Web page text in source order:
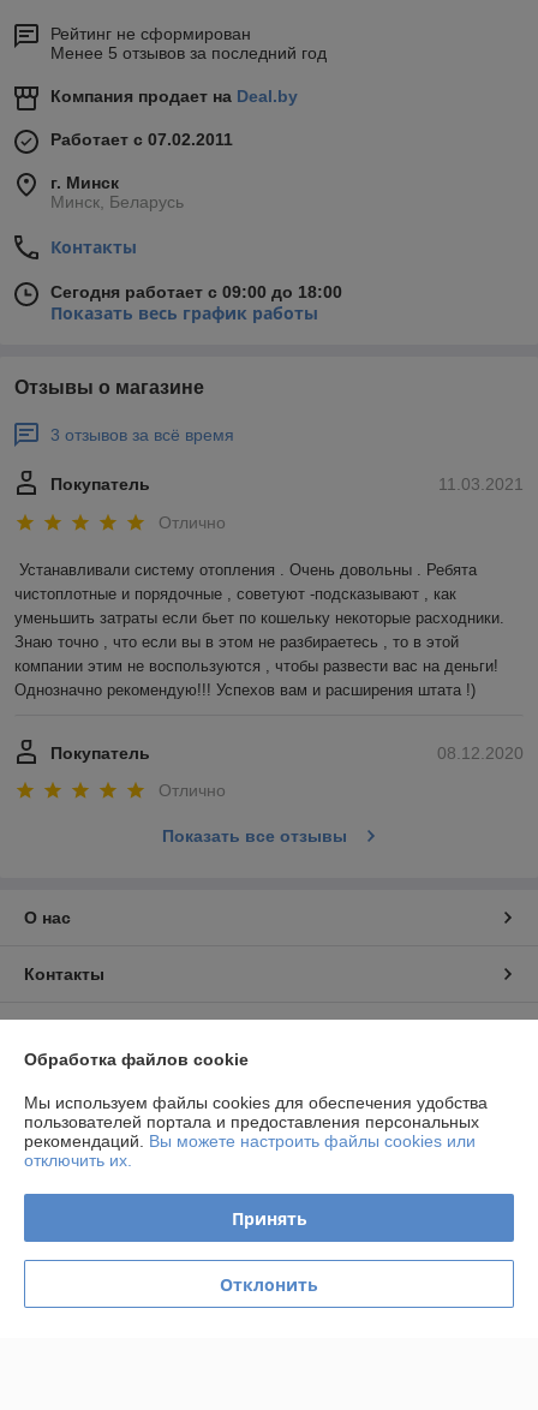
Рейтинг не сформирован
Менее 5 отзывов за последний год
Компания продает на Deal.by
Работает с 07.02.2011
г. Минск
Минск, Беларусь
Контакты
Сегодня работает с 09:00 до 18:00
Показать весь график работы
Отзывы о магазине
3 отзывов за всё время
11.03.2021
Покупатель
Отлично
Устанавливали систему отопления . Очень довольны . Ребята
чистоплотные и порядочные , советуют -подсказывают , как
уменьшить затраты если бьет по кошельку некоторые расходники.
Знаю точно , что если вы в этом не разбираетесь , то в этой
компании этим не воспользуются , чтобы развести вас на деньги!
Однозначно рекомендую!!! Успехов вам и расширения штата !)
08.12.2020
Покупатель
Отлично
Показать все отзывы
О нас
Контакты
Полная версия сайта
Политика обработки cookies
Сайт создан на платформе Deal.by
Обработка файлов cookie
Мы используем файлы cookies для обеспечения удобства
пользователей портала и предоставления персональных
рекомендаций. Вы можете настроить файлы cookies или
отключить их.
Принять
Отклонить